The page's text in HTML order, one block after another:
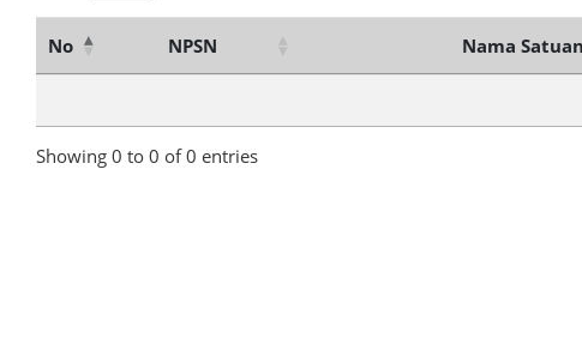
No NPSN Nama
Showing 0 to 0 of 0 entries